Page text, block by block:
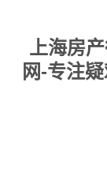
上海房
网-专注